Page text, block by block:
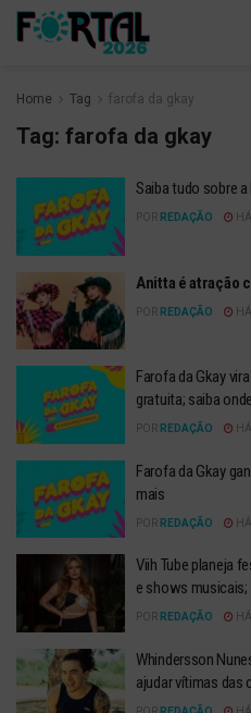
Home Tag farofa da gkay
Tag: farofa da gkay
Saiba tudo sobre
POR REDAÇÃO
Anitta é atração
POR REDAÇÃO
Farofa da Gkay
gratuita; saiba
POR REDAÇÃO
Farofa da Gkay
mais
POR REDAÇÃO
Viih Tube planeja
e shows musicais;
POR REDAÇÃO
Whindersson
ajudar vítimas das